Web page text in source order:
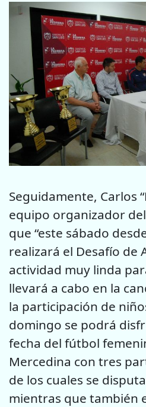
Seguidamente, Carlos
equipo organizador
que “este sábado
realizará el Desafío de
actividad muy linda
llevará a cabo en la
la participación de
domingo se podrá
fecha del fútbol
Mercedina con tres
de los cuales se
mientras que también